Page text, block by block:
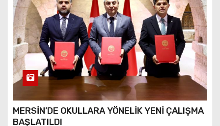
MERSİN’DE OKULLARA YÖNELİK YENİ ÇALIŞMA
BAŞLATILDI